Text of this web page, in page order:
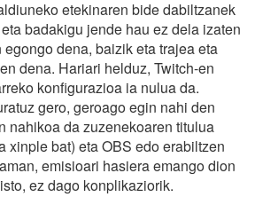
etekinaren bide dabiltzanek
badakigu jende hau ez dela izaten
dena, baizik eta trajea eta
dena. Hariari helduz, Twitch-en
konfigurazioa ia nulua da.
gero, geroago egin nahi den
nahikoa da zuzenekoaren titulua
xinple bat) eta OBS edo erabiltzen
emisioari hasiera emango dion
ez dago konplikaziorik.